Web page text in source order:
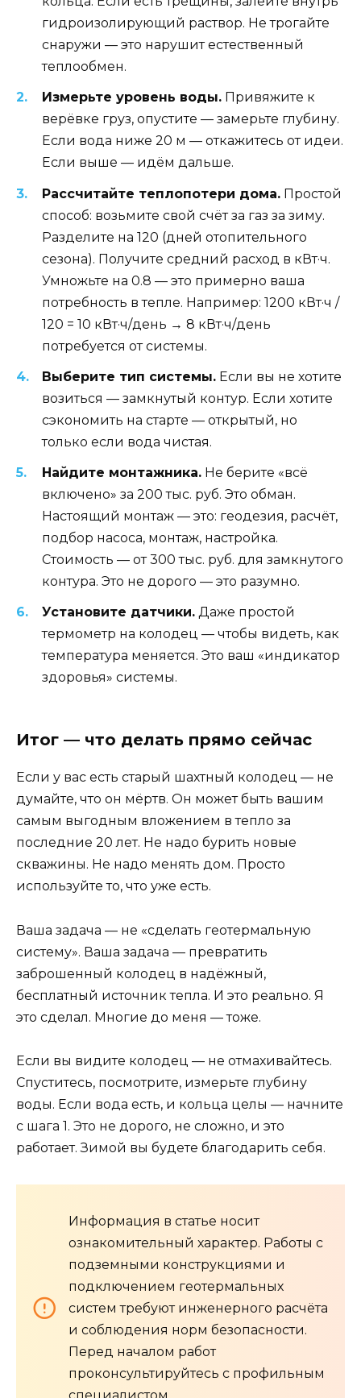
гидроизолирующий раствор. Не трогайте
снаружи — это нарушит естественный
теплообмен.
Измерьте уровень воды. Привяжите к
верёвке груз, опустите — замерьте глубину.
Если вода ниже 20 м — откажитесь от идеи.
Если выше — идём дальше.
Рассчитайте теплопотери дома. Простой
способ: возьмите свой счёт за газ за зиму.
Разделите на 120 (дней отопительного
сезона). Получите средний расход в кВт·ч.
Умножьте на 0.8 — это примерно ваша
потребность в тепле. Например: 1200 кВт·ч /
120 = 10 кВт·ч/день → 8 кВт·ч/день
потребуется от системы.
Выберите тип системы. Если вы не хотите
возиться — замкнутый контур. Если хотите
сэкономить на старте — открытый, но
только если вода чистая.
Найдите монтажника. Не берите «всё
включено» за 200 тыс. руб. Это обман.
Настоящий монтаж — это: геодезия, расчёт,
подбор насоса, монтаж, настройка.
Стоимость — от 300 тыс. руб. для замкнутого
контура. Это не дорого — это разумно.
Установите датчики. Даже простой
термометр на колодец — чтобы видеть, как
температура меняется. Это ваш «индикатор
здоровья» системы.
Итог — что делать прямо сейчас
Если у вас есть старый шахтный колодец — не
думайте, что он мёртв. Он может быть вашим
самым выгодным вложением в тепло за
последние 20 лет. Не надо бурить новые
скважины. Не надо менять дом. Просто
используйте то, что уже есть.
Ваша задача — не «сделать геотермальную
систему». Ваша задача — превратить
заброшенный колодец в надёжный,
бесплатный источник тепла. И это реально. Я
это сделал. Многие до меня — тоже.
Если вы видите колодец — не отмахивайтесь.
Спуститесь, посмотрите, измерьте глубину
воды. Если вода есть, и кольца целы — начните
с шага 1. Это не дорого, не сложно, и это
работает. Зимой вы будете благодарить себя.
Информация в статье носит
ознакомительный характер. Работы с
подземными конструкциями и
подключением геотермальных
систем требуют инженерного расчёта
и соблюдения норм безопасности.
Перед началом работ
проконсультируйтесь с профильным